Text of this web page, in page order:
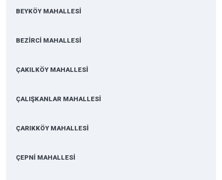
BEYKÖY MAHALLESİ
BEZİRCİ MAHALLESİ
ÇAKILKÖY MAHALLESİ
ÇALIŞKANLAR MAHALLESİ
ÇARIKKÖY MAHALLESİ
ÇEPNİ MAHALLESİ